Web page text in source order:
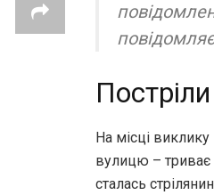
Постріли
На місці
вулицю – триває
сталась